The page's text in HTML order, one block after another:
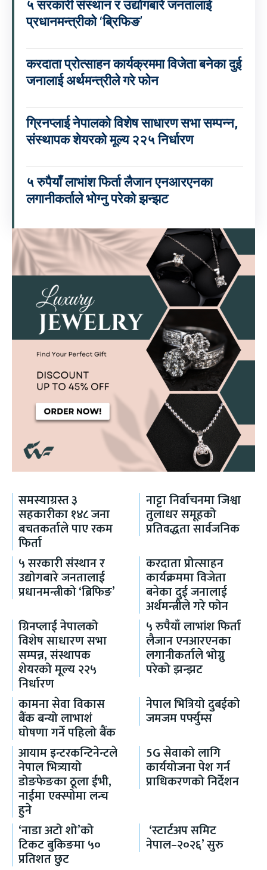
५ सरकारी संस्थान र उद्योगबारे जनतालाई
प्रधानमन्त्रीको ‘ब्रिफिङ’
करदाता प्रोत्साहन कार्यक्रममा विजेता बनेका दुई
जनालाई अर्थमन्त्रीले गरे फोन
ग्रिनप्लाई नेपालको विशेष साधारण सभा सम्पन्न,
संस्थापक शेयरको मूल्य २२५ निर्धारण
५ रुपैयाँ लाभांश फिर्ता लैजान एनआरएनका
लगानीकर्ताले भोग्नु परेको झन्झट
समस्याग्रस्त ३
सहकारीका १४८ जना
बचतकर्ताले पाए रकम
फिर्ता
नाट्टा निर्वाचनमा जिश्वा
तुलाधर समूहको
प्रतिवद्धता सार्वजनिक
५ सरकारी संस्थान र
उद्योगबारे जनतालाई
प्रधानमन्त्रीको ‘ब्रिफिङ’
करदाता प्रोत्साहन
कार्यक्रममा विजेता
बनेका दुई जनालाई
अर्थमन्त्रीले गरे फोन
ग्रिनप्लाई नेपालको
विशेष साधारण सभा
सम्पन्न, संस्थापक
शेयरको मूल्य २२५
निर्धारण
५ रुपैयाँ लाभांश फिर्ता
लैजान एनआरएनका
लगानीकर्ताले भोग्नु
परेको झन्झट
कामना सेवा विकास
बैंक बन्यो लाभाशं
घोषणा गर्ने पहिलो बैंक
नेपाल भित्रियो दुबईको
जमजम पर्फ्युम्स
आयाम इन्टरकन्टिनेन्टले
नेपाल भित्र्यायो
डोङफेङका ठूला ईभी,
नाईमा एक्स्पोमा लन्च
हुने
5G सेवाको लागि
कार्ययोजना पेश गर्न
प्राधिकरणको निर्देशन
‘नाडा अटो शो’को
टिकट बुकिङमा ५०
प्रतिशत छुट
‘स्टार्टअप समिट
नेपाल–२०२६’ सुरु